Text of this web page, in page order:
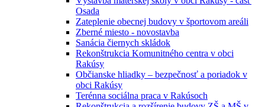
Osada
Zateplenie obecnej budovy v športovom areáli
Zberné miesto - novostavba
Sanácia čiernych skládok
Rekonštrukcia Komunitného centra v obci
Rakúsy
Občianske hliadky – bezpečnosť a poriadok v
obci Rakúsy
Terénna sociálna praca v Rakúsoch